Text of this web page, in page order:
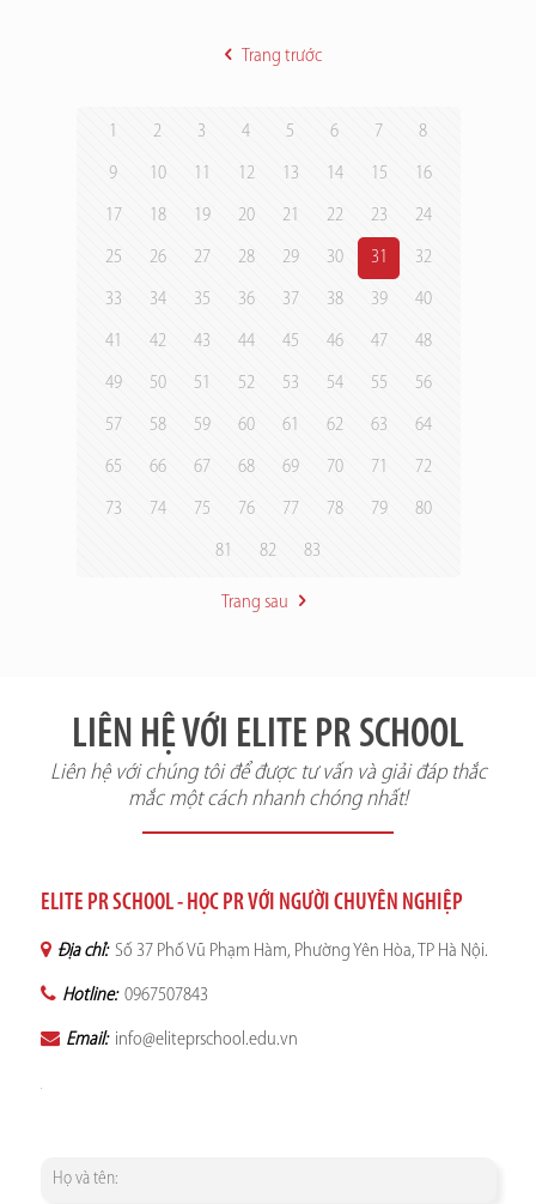
Trang trước
1 2 3 4 5 6 7 8
9 10 11 12 13 14 15 16
17 18 19 20 21 22 23 24
25 26 27 28 29 30 31 32
33 34 35 36 37 38 39 40
41 42 43 44 45 46 47 48
49 50 51 52 53 54 55 56
57 58 59 60 61 62 63 64
65 66 67 68 69 70 71 72
73 74 75 76 77 78 79 80
81 82 83
Trang sau
LIÊN HỆ VỚI ELITE PR SCHOOL
Liên hệ với chúng tôi để được tư vấn và giải đáp thắc
mắc một cách nhanh chóng nhất!
ELITE PR SCHOOL - HỌC PR VỚI NGƯỜI CHUYÊN NGHIỆP
Địa chỉ: Số 37 Phố Vũ Phạm Hàm, Phường Yên Hòa, TP Hà Nội.
Hotline: 0967507843
Email: info@eliteprschool.edu.vn